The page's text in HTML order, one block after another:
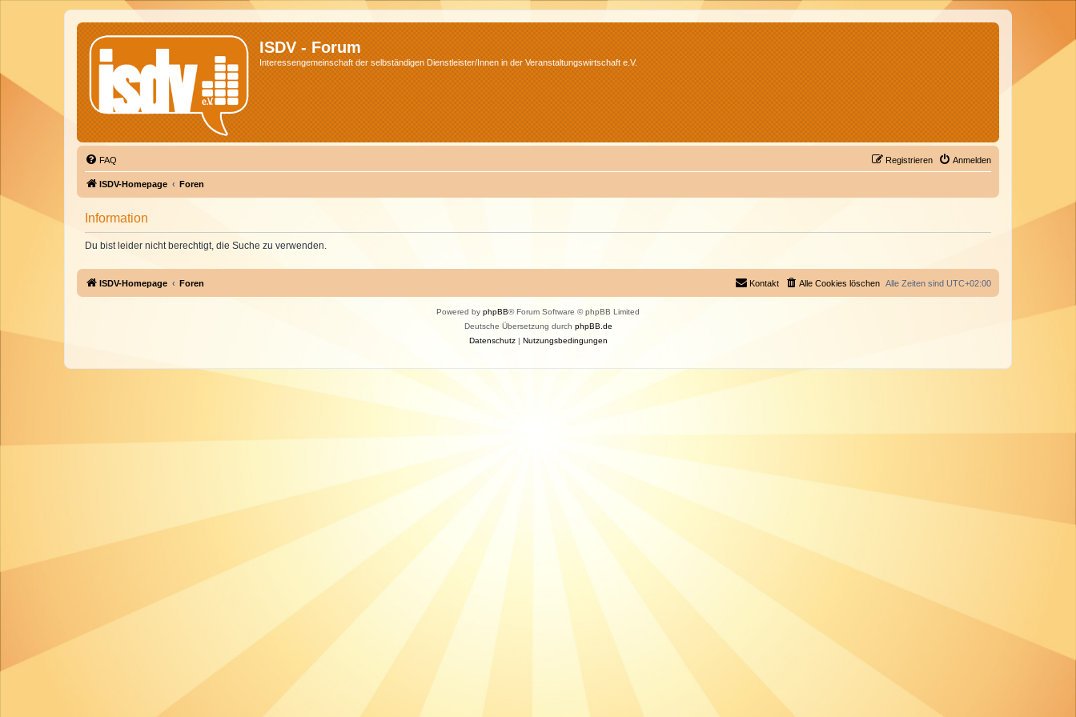
ISDV - Forum
Interessengemeinschaft der selbständigen Dienstleister/Innen in der Veranstaltungswirtschaft e.V.
FAQ Anmelden
Registrieren
ISDV-Homepage Foren
Information
Du bist leider nicht berechtigt, die Suche zu verwenden.
ISDV-Homepage Foren Alle Zeiten sind UTC+02:00
Alle Cookies löschen
Kontakt
Powered by phpBB® Forum Software © phpBB Limited
Deutsche Übersetzung durch phpBB.de
Datenschutz| Nutzungsbedingungen